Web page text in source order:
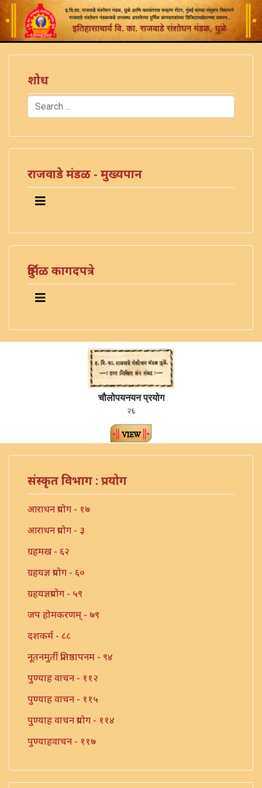
शोध
Search
राजवाडे मंडळ - मुख्यपान
दुर्मिळ कागदपत्रे
चौलोपयनयन प्रयोग
२६
संस्कृत विभाग : प्रयोग
आराधन प्रयोग - १७
आराधन प्रयोग - ३
ग्रहमख - ६२
ग्रहयज्ञ प्रयोग - ६०
ग्रहयज्ञप्रयोग - ५९
जप होमकरणम् - ७९
दशकर्म - ८८
नूतनमुर्ती प्रतिष्ठापनम - ९४
पुण्याह वाचन - ११२
पुण्याह वाचन - ११५
पुण्याह वाचन प्रयोग - ११४
पुण्याहवाचन - ११७
पुनःसंधान प्रयोग - १०८